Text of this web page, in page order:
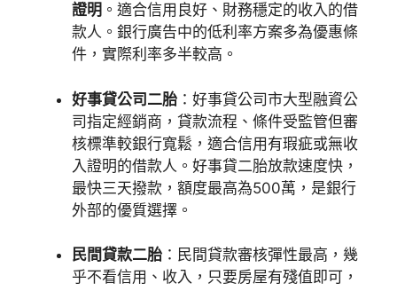
證明 。適合信用良好、財務穩定的收入的借
款人。銀行廣告中的低利率方案多為優惠條
件，實際利率多半較高。
好事貸公司二胎 ：好事貸公司市大型融資公
司指定經銷商，貸款流程、條件受監管但審
核標準較銀行寬鬆，適合信用有瑕疵或無收
入證明的借款人。好事貸二胎放款速度快，
最快三天撥款，額度最高為500萬，是銀行
外部的優質選擇。
民間貸款二胎 ：民間貸款審核彈性最高，幾
乎不看信用、收入，只要房屋有殘值即可，